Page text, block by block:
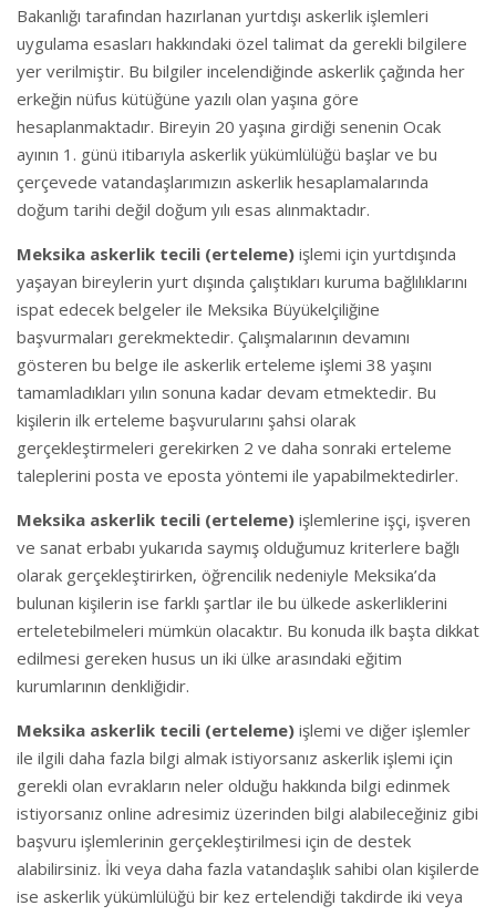
Bakanlığı tarafından hazırlanan yurtdışı askerlik işlemleri
uygulama esasları hakkındaki özel talimat da gerekli bilgilere
yer verilmiştir. Bu bilgiler incelendiğinde askerlik çağında her
erkeğin nüfus kütüğüne yazılı olan yaşına göre
hesaplanmaktadır. Bireyin 20 yaşına girdiği senenin Ocak
ayının 1. günü itibarıyla askerlik yükümlülüğü başlar ve bu
çerçevede vatandaşlarımızın askerlik hesaplamalarında
doğum tarihi değil doğum yılı esas alınmaktadır.
Meksika askerlik tecili (erteleme) işlemi için yurtdışında
yaşayan bireylerin yurt dışında çalıştıkları kuruma bağlılıklarını
ispat edecek belgeler ile Meksika Büyükelçiliğine
başvurmaları gerekmektedir. Çalışmalarının devamını
gösteren bu belge ile askerlik erteleme işlemi 38 yaşını
tamamladıkları yılın sonuna kadar devam etmektedir. Bu
kişilerin ilk erteleme başvurularını şahsi olarak
gerçekleştirmeleri gerekirken 2 ve daha sonraki erteleme
taleplerini posta ve eposta yöntemi ile yapabilmektedirler.
Meksika askerlik tecili (erteleme) işlemlerine işçi, işveren
ve sanat erbabı yukarıda saymış olduğumuz kriterlere bağlı
olarak gerçekleştirirken, öğrencilik nedeniyle Meksika’da
bulunan kişilerin ise farklı şartlar ile bu ülkede askerliklerini
erteletebilmeleri mümkün olacaktır. Bu konuda ilk başta dikkat
edilmesi gereken husus un iki ülke arasındaki eğitim
kurumlarının denkliğidir.
Meksika askerlik tecili (erteleme) işlemi ve diğer işlemler
ile ilgili daha fazla bilgi almak istiyorsanız askerlik işlemi için
gerekli olan evrakların neler olduğu hakkında bilgi edinmek
istiyorsanız online adresimiz üzerinden bilgi alabileceğiniz gibi
başvuru işlemlerinin gerçekleştirilmesi için de destek
alabilirsiniz. İki veya daha fazla vatandaşlık sahibi olan kişilerde
ise askerlik yükümlülüğü bir kez ertelendiği takdirde iki veya